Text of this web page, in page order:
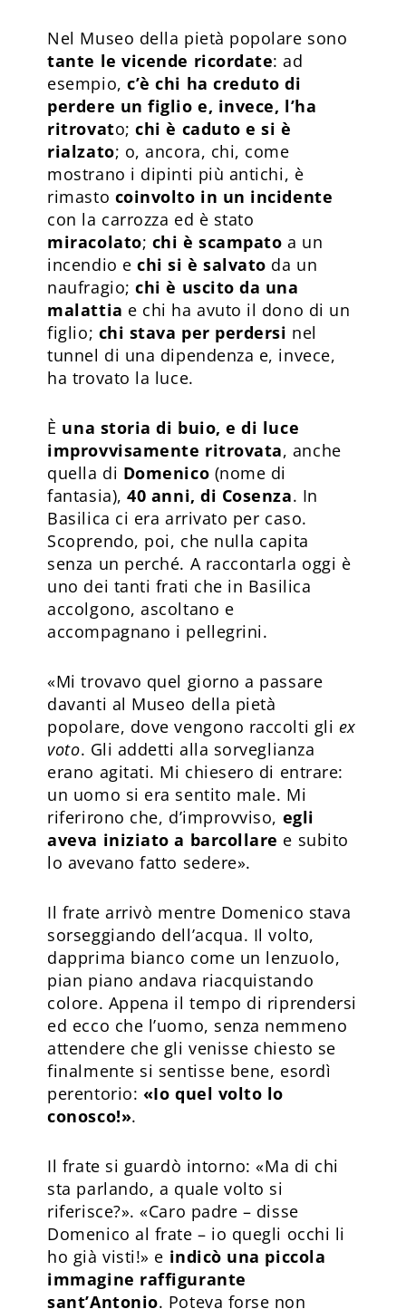
Nel Museo della pietà popolare sono
tante le vicende ricordate: ad
esempio,c’è chi ha creduto di
perdere un figlio e, invece, l’ha
ritrovato;chi è caduto e si è
rialzato; o, ancora, chi, come
mostrano i dipinti più antichi, è
rimasto coinvolto in un incidente
con la carrozza ed è stato
miracolato; chi è scampato a un
incendio echi si è salvato da un
naufragio; chi è uscito da una
malattia e chi ha avuto il dono di un
figlio; chi stava per perdersi nel
tunnel di una dipendenza e, invece,
ha trovato la luce.
È una storia di buio, e di luce
improvvisamente ritrovata, anche
quella di Domenico (nome di
fantasia),40 anni, di Cosenza. In
Basilica ci era arrivato per caso.
Scoprendo, poi, che nulla capita
senza un perché. A raccontarla oggi è
uno dei tanti frati che in Basilica
accolgono, ascoltano e
accompagnano i pellegrini.
«Mi trovavo quel giorno a passare
davanti al Museo della pietà
popolare, dove vengono raccolti gli ex
voto. Gli addetti alla sorveglianza
erano agitati. Mi chiesero di entrare:
un uomo si era sentito male. Mi
riferirono che, d’improvviso, egli
aveva iniziato a barcollare e subito
lo avevano fatto sedere».
Il frate arrivò mentre Domenico stava
sorseggiando dell’acqua. Il volto,
dapprima bianco come un lenzuolo,
pian piano andava riacquistando
colore. Appena il tempo di riprendersi
ed ecco che l’uomo, senza nemmeno
attendere che gli venisse chiesto se
finalmente si sentisse bene, esordì
perentorio: «Io quel volto lo
conosco!».
Il frate si guardò intorno: «Ma di chi
sta parlando, a quale volto si
riferisce?». «Caro padre – disse
Domenico al frate – io quegli occhi li
ho già visti!» e indicò una piccola
immagine raffigurante
sant’Antonio. Poteva forse non